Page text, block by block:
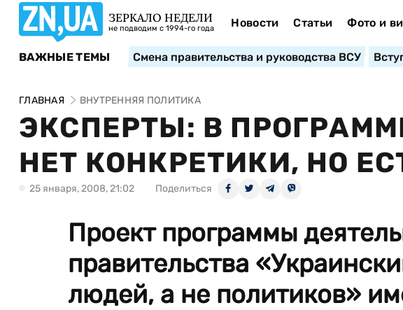
ЗЕРКАЛО НЕДЕЛИ
не подводим с 1994-го года Новости Статьи Фото и
ВАЖНЫЕ ТЕМЫ Смена правительства и руководства ВСУ
ГЛАВНАЯ ВНУТРЕННЯЯ ПОЛИТИКА
ЭКСПЕРТЫ: В
НЕТ КОНКРЕТИКИ, НО
25 января, 2008, 21:02 Поделиться
Проект программы
правительства
людей, а не политиков»